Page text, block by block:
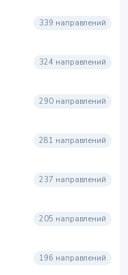
339 направлений
324 направлений
290 направлений
281 направлений
237 направлений
205 направлений
196 направлений